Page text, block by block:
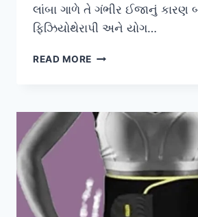
લાંબા ગાળે તે ગંભીર ઈજાનું કારણ
ફિઝિયોથેરાપી અને યોગ…
READ MORE કમરના
માટે
‘ચાઇલ્ડ
પોઝ’
(CHILD’S
POSE
/
બાલાસન)
ના